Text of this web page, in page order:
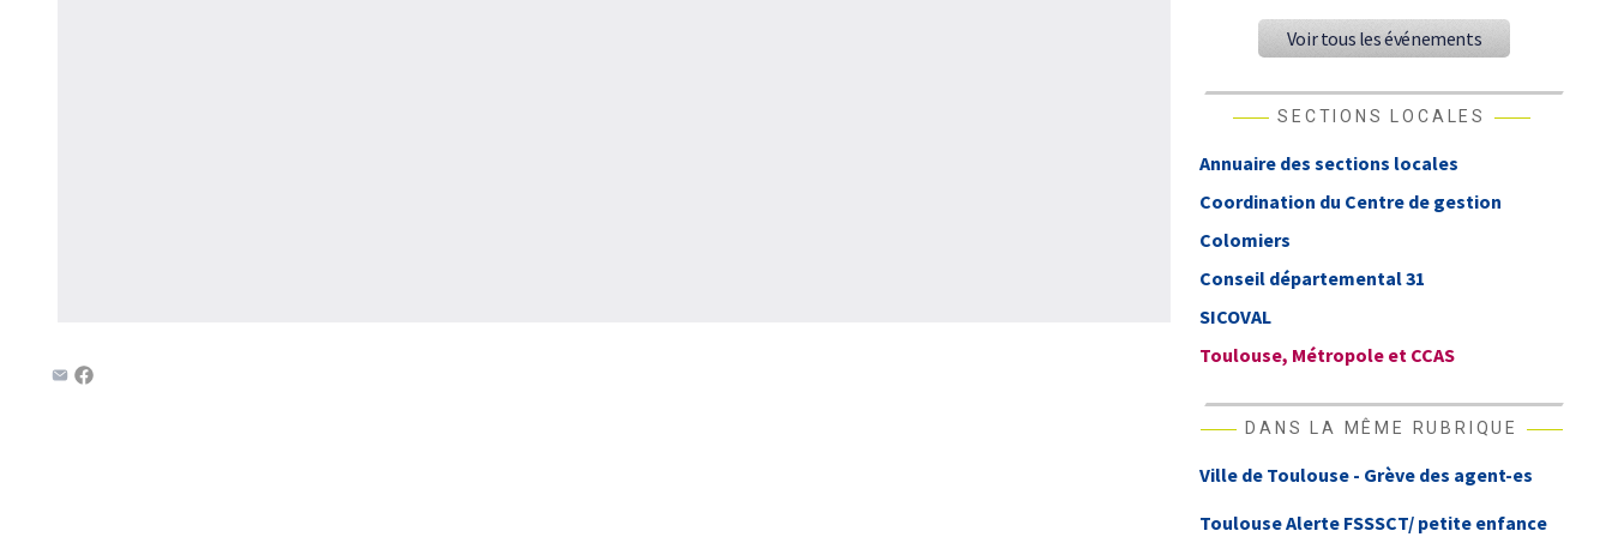
Voir tous les événements
SECTIONS LOCALES
Annuaire des sections locales
Coordination du Centre de gestion
Colomiers
Conseil départemental 31
SICOVAL
Toulouse, Métropole et CCAS
DANS LA MÊME RUBRIQUE
Ville de Toulouse - Grève des agent-es
Toulouse Alerte FSSSCT/ petite enfance